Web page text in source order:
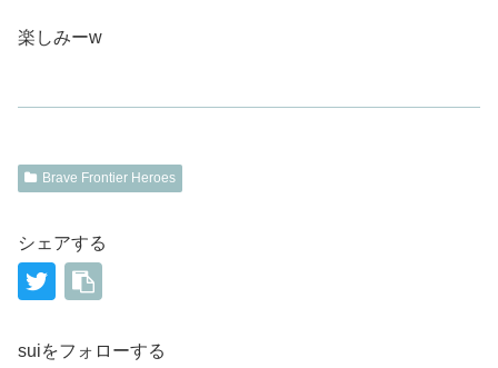
楽しみーw
Brave Frontier Heroes
シェアする
suiをフォローする